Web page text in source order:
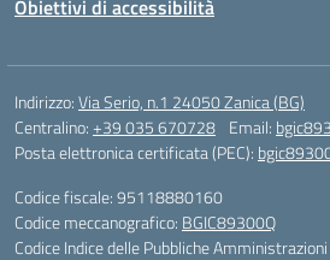
Obiettivi di accessibilità
Indirizzo:Via Serio, n.1 24050 Zanica (BG)
Centralino:+39 035 670728 Email:
Posta elettronica certificata (PEC):
Codice fiscale: 95118880160
Codice meccanografico: BGIC89300Q
Codice Indice delle Pubbliche